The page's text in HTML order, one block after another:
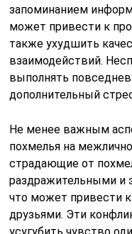
запоминанием
может привести к
также ухудшить
взаимодействий.
выполнять
дополнительный
Не менее важным
похмелья на
страдающие от
раздражительными и
что может привести
друзьями. Эти
усугубить чувство